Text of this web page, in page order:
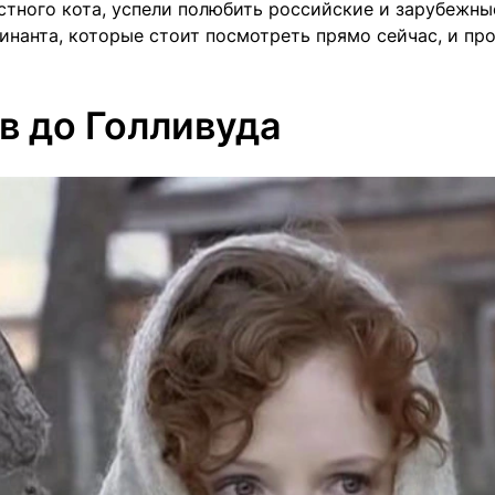
кота, успели полюбить российские и
которые стоит посмотреть прямо сейчас, и про
до Голливуда